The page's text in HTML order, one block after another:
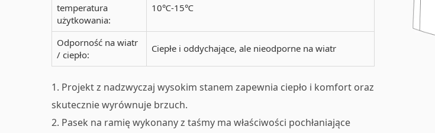
temperatura
użytkowania:
10℃-15℃
Odporność na wiatr
/ ciepło:
Ciepłe i oddychające, ale nieodporne na wiatr
1. Projekt z nadzwyczaj wysokim stanem zapewnia ciepło i komfort oraz
skutecznie wyrównuje brzuch.
2. Pasek na ramię wykonany z taśmy ma właściwości pochłaniające